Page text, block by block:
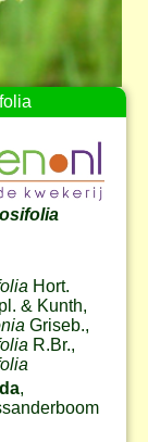
Hort.
& Kunth,
Griseb.,
R.Br.,
,